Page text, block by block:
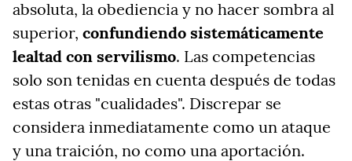
absoluta, la obediencia y no hacer sombra al
superior, confundiendo sistemáticamente
lealtad con servilismo. Las competencias
solo son tenidas en cuenta después de todas
estas otras "cualidades". Discrepar se
considera inmediatamente como un ataque
y una traición, no como una aportación.